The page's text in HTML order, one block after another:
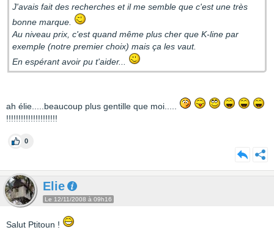
J'avais fait des recherches et il me semble que c'est une très
bonne marque.
Au niveau prix, c'est quand même plus cher que K-line par
exemple (notre premier choix) mais ça les vaut.
En espérant avoir pu t'aider...
ah élie.....beaucoup plus gentille que moi.....
!!!!!!!!!!!!!!!!!!!!!
0
Elie
Le 12/11/2008 à 09h16
Salut Ptitoun !